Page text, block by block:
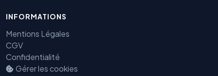
INFORMATIONS
Mentions Légales
CGV
Confidentialité
Gérer les cookies